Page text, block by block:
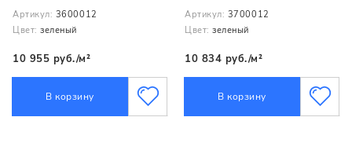
Артикул: 3600012
Цвет: зеленый
10 955 руб./м²
В корзину
Артикул: 3700012
Цвет: зеленый
10 834 руб./м²
В корзину